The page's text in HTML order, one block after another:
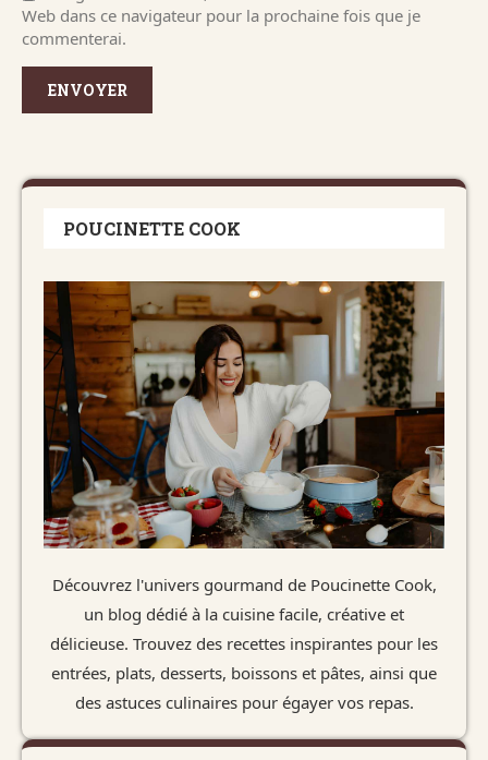
Web dans ce navigateur pour la prochaine fois que je
commenterai.
POUCINETTE COOK
Découvrez l'univers gourmand de Poucinette Cook,
un blog dédié à la cuisine facile, créative et
délicieuse. Trouvez des recettes inspirantes pour les
entrées, plats, desserts, boissons et pâtes, ainsi que
des astuces culinaires pour égayer vos repas.